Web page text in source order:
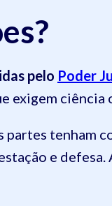
pelo Poder
exigem ciência
partes tenham
e